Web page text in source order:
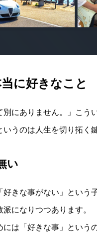
に好きなこと
別にありません。」こう
いうのは人生を切り拓く
い
きな事がない」という
になりつつあります。
には「好きな事」という